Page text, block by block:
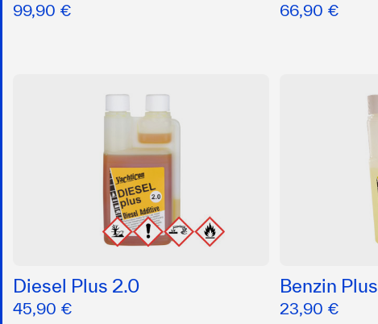
99,90 € 66,90 €
Diesel Plus 2.0
45,90 €
Benzin Plus
23,90 €